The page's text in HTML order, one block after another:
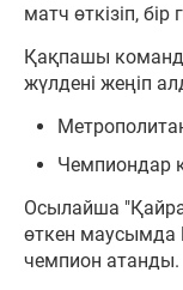
матч өткізіп,
Қақпашы
жүлдені жеңіп
Чемпиондар
Осылайша
өткен маусымда
чемпион атанды.